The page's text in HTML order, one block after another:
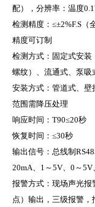
配），分辨率：温度0.1
检测精度：≤±2%F.S （
精度可订制
检测方式：固定式安装
螺纹）、流通式、泵吸
安装方式：管道式、
范围需降压处理
响应时间： T90≤20秒
恢复时间：≤30秒
输出信号：总线制
20mA
1 ～5V 0 ～5V
报警方式：现场声光报
点）输出，三级报警，